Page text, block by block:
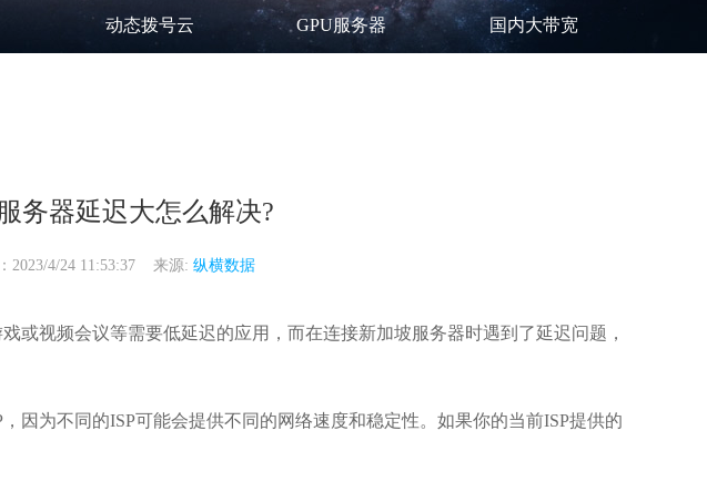
动态拨号云 GPU服务器 国内大带宽
务器延迟大怎么解决?
2023/4/24 11:53:37 来源: 纵横数据
或视频会议等需要低延迟的应用，而在连接新加坡服务器时遇到了延迟问题，
因为不同的ISP可能会提供不同的网络速度和稳定性。如果你的当前ISP提供的